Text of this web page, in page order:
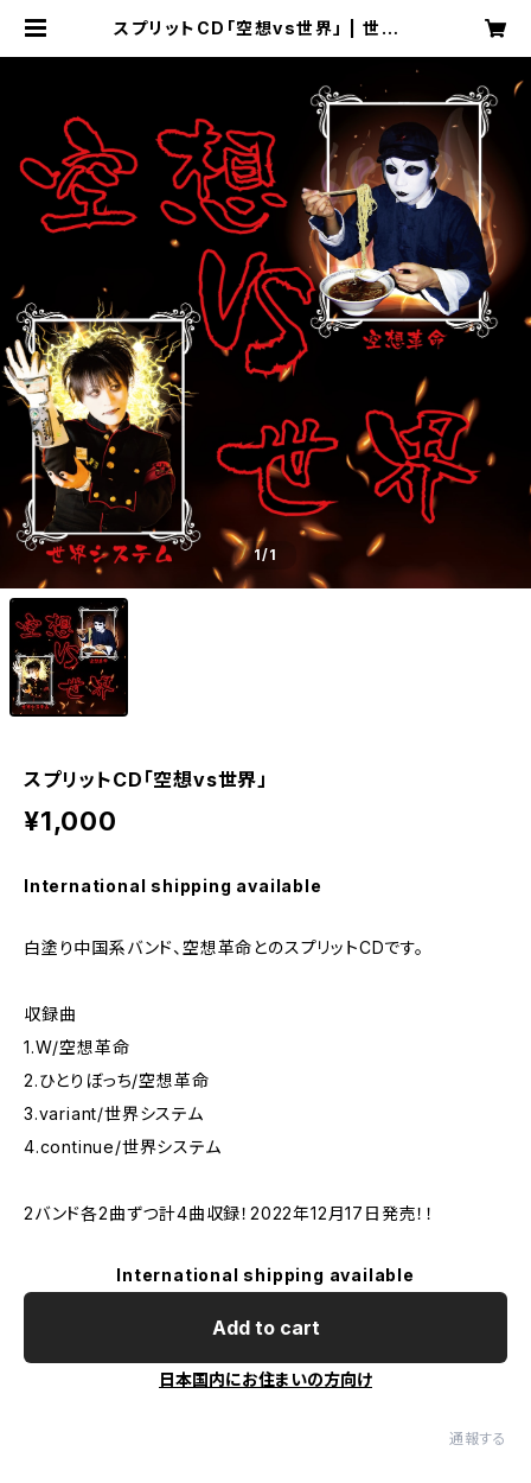
スプリットCD「空想vs世界」 | 世界シ
1/1
スプリットCD「空想vs世界」
¥1,000
International shipping available
白塗り中国系バンド、空想革命とのスプリットCDです。
収録曲
1.W/空想革命
2.ひとりぼっち/空想革命
3.variant/世界システム
4.continue/世界システム
2バンド各2曲ずつ計4曲収録！2022年12月17日発売！！
International shipping available
Add to cart
日本国内にお住まいの方向け
通報する